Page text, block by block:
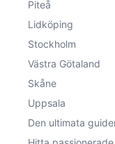
Piteå
Lidköping
Stockholm
Västra Götaland
Skåne
Uppsala
Den ultimata